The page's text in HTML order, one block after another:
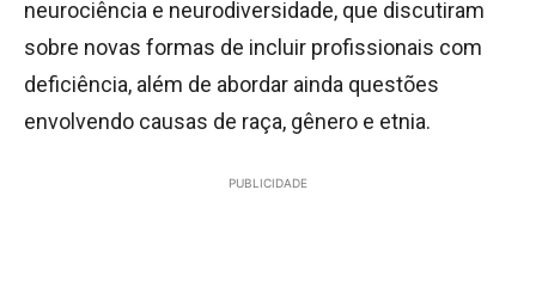
neurociência e neurodiversidade, que discutiram
sobre novas formas de incluir profissionais com
deficiência, além de abordar ainda questões
envolvendo causas de raça, gênero e etnia.
PUBLICIDADE